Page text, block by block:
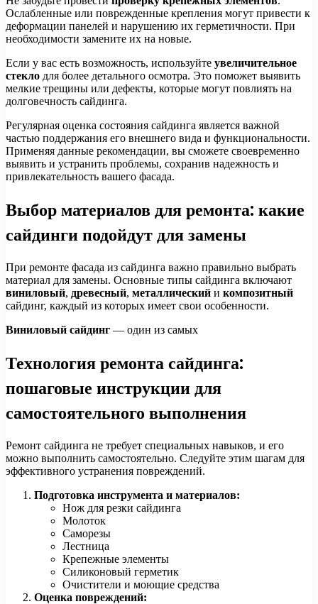
Ослабленные или поврежденные крепления могут привести к
деформации панелей и нарушению их герметичности. При
необходимости замените их на новые.
Если у вас есть возможность, используйте увеличительное
стекло для более детального осмотра. Это поможет выявить
мелкие трещины или дефекты, которые могут повлиять на
долговечность сайдинга.
Регулярная оценка состояния сайдинга является важной
частью поддержания его внешнего вида и функциональности.
Применяя данные рекомендации, вы сможете своевременно
выявить и устранить проблемы, сохранив надежность и
привлекательность вашего фасада.
Выбор материалов для ремонта: какие
сайдинги подойдут для замены
При ремонте фасада из сайдинга важно правильно выбрать
материал для замены. Основные типы сайдинга включают
виниловый, древесный, металлический и композитный
сайдинг, каждый из которых имеет свои особенности.
Виниловый сайдинг — один из самых
Технология ремонта сайдинга:
пошаговые инструкции для
самостоятельного выполнения
Ремонт сайдинга не требует специальных навыков, и его
можно выполнить самостоятельно. Следуйте этим шагам для
эффективного устранения повреждений.
Подготовка инструмента и материалов:
Нож для резки сайдинга
Молоток
Саморезы
Лестница
Крепежные элементы
Силиконовый герметик
Очистители и моющие средства
Оценка повреждений: